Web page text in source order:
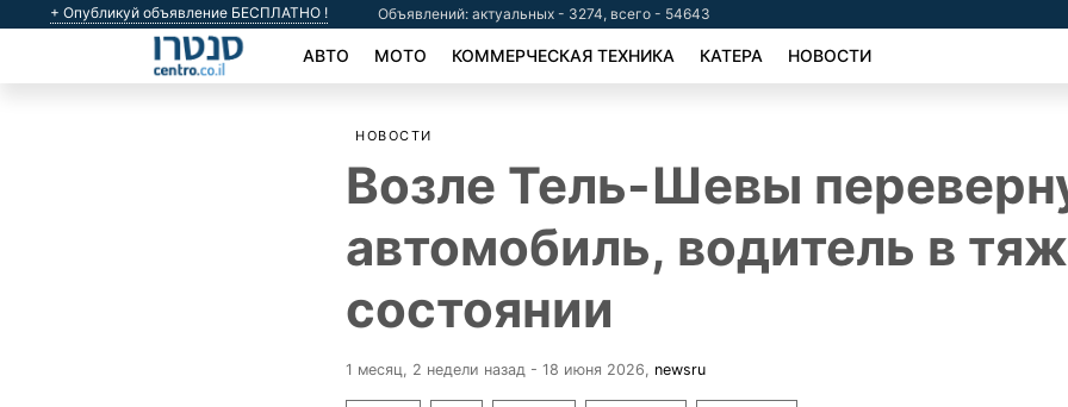
+ Опубликуй объявление БЕСПЛАТНО ! Объявлений: актуальных - 3274, всего - 54643
АВТО МОТО КОММЕРЧЕСКАЯ ТЕХНИКА КАТЕРА НОВОСТИ
НОВОСТИ
Возле Тель-Шевы
автомобиль, водитель в
состоянии
1 месяц, 2 недели назад - 18 июня 2026 newsru